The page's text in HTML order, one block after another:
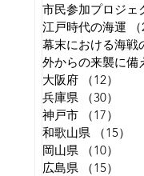
市民参加プロジェ
江戸時代の海運
幕末における海戦
大阪府
（12）
兵庫県
（30）
神戸市
（17）
和歌山県
（15）
岡山県
（10）
広島県
（15）